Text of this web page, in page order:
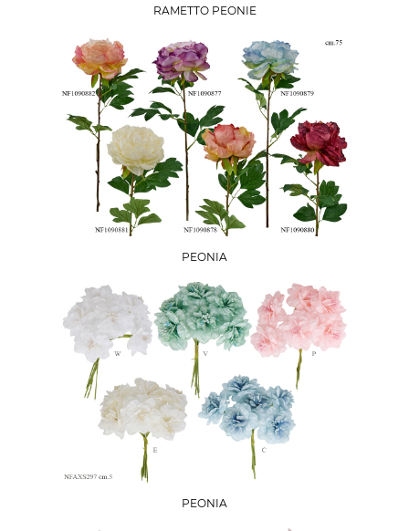
RAMETTO PEONIE
PEONIA
PEONIA